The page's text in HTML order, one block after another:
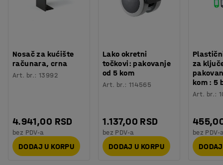
Uskladite svoj dekor ili unesite kontrast bojama.
Birajte boju iz mirne i prirodne palete boja.
Nosač za kućište
računara, crna
Art. br.:13992
4.941,00 RSD
bez PDV-a
DODAJ U KORPU
Lako okretni
točkovi: pakovanje
od 5 kom
Art. br.: 114565
1.137,00 RSD
bez PDV-a
DODAJ U KORPU
za
kom : 5
Art. br.:
bez PDV-